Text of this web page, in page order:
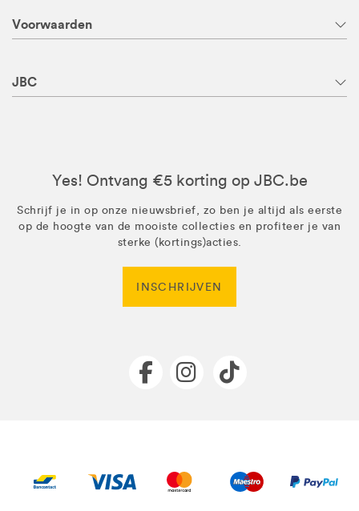
Voorwaarden
JBC
Yes! Ontvang €5 korting op JBC.be
Schrijf je in op onze nieuwsbrief, zo ben je altijd als eerste
op de hoogte van de mooiste collecties en profiteer je van
sterke (kortings)acties.
INSCHRIJVEN